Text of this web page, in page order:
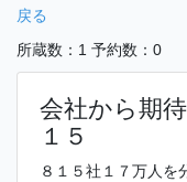
戻る
所蔵数：1 予約数：0
会社から期
１５
８１５社１７万人を